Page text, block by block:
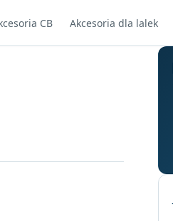
CB Akcesoria dla lalek